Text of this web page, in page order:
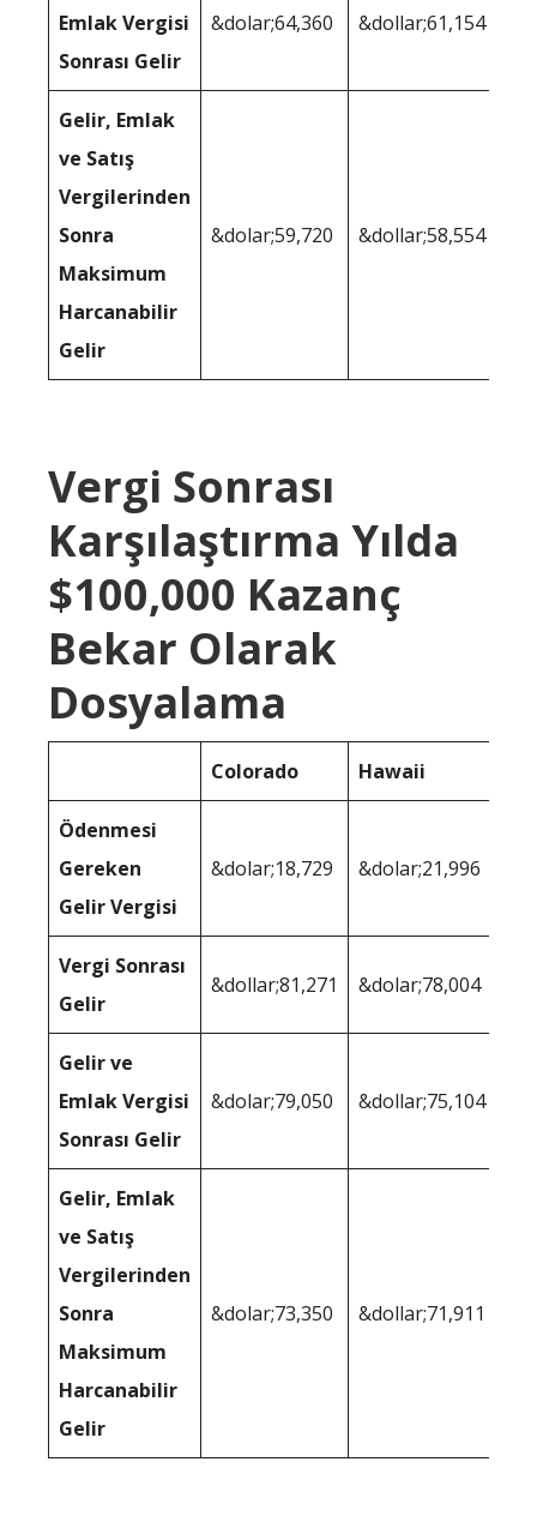
Emlak Vergisi
Sonrası Gelir
&dolar;64,360 &dollar;61,154
Gelir, Emlak
ve Satış
Vergilerinden
Sonra
Maksimum
Harcanabilir
Gelir
&dolar;59,720 &dollar;58,554
Vergi Sonrası
Karşılaştırma Yılda
$100,000 Kazanç
Bekar Olarak
Dosyalama
Colorado Hawaii
Ödenmesi
Gereken
Gelir Vergisi
&dolar;18,729 &dolar;21,996
Vergi Sonrası
Gelir
&dollar;81,271 &dolar;78,004
Gelir ve
Emlak Vergisi
Sonrası Gelir
&dolar;79,050 &dollar;75,104
Gelir, Emlak
ve Satış
Vergilerinden
Sonra
Maksimum
Harcanabilir
Gelir
&dolar;73,350 &dollar;71,911